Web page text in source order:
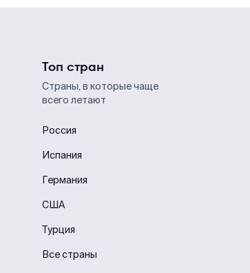
Топ стран
Страны, в которые чаще
всего летают
Россия
Испания
Германия
США
Турция
Все страны